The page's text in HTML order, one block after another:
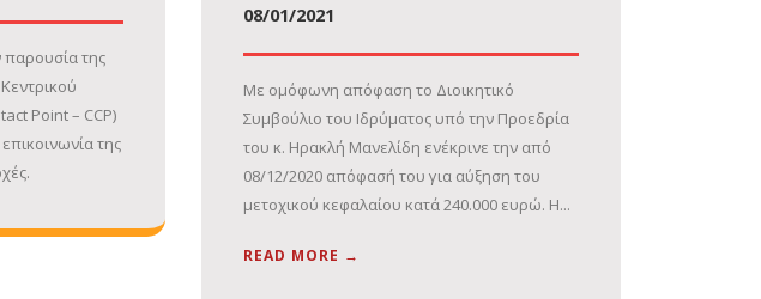
παρουσία της
Point – CCP)
της
08/01/2021
Με ομόφωνη απόφαση το Διοικητικό
Συμβούλιο του Ιδρύματος υπό την Προεδρία
του κ. Ηρακλή Μανελίδη ενέκρινε την από
08/12/2020 απόφασή του για αύξηση του
μετοχικού κεφαλαίου κατά 240.000 ευρώ. Η...
READ MORE →